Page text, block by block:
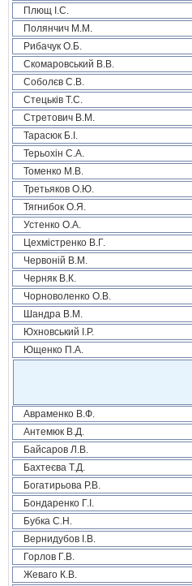
Плющ І.С.
Полянчич М.М.
Рибачук О.Б.
Скомаровський В.В.
Соболєв С.В.
Стецьків Т.С.
Стретович В.М.
Тарасюк Б.І.
Терьохін С.А.
Томенко М.В.
Третьяков О.Ю.
Тягнибок О.Я.
Устенко О.А.
Цехмістренко В.Г.
Червоній В.М.
Черняк В.К.
Чорноволенко О.В.
Шандра В.М.
Юхновський І.Р.
Ющенко П.А.
Авраменко В.Ф.
Антемюк В.Д.
Байсаров Л.В.
Бахтеєва Т.Д.
Богатирьова Р.В.
Бондаренко Г.І.
Бубка С.Н.
Вернидубов І.В.
Горлов Г.В.
Жеваго К.В.